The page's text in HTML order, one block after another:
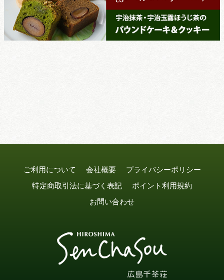
ご利用について 会社概要
プライバシーポリシー
特定商取引法に基づく表記
ポイント利用規約
お問い合わせ